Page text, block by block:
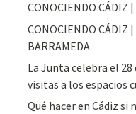
CONOCIENDO
CONOCIENDO CÁDIZ
BARRAMEDA
La Junta celebra el
visitas a los espacios
Qué hacer en Cádiz